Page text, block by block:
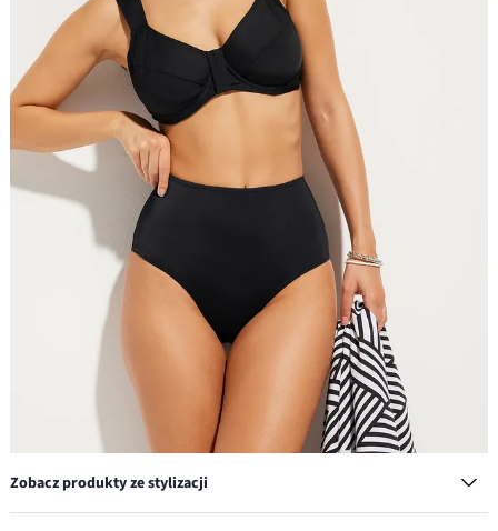
Zobacz produkty ze stylizacji